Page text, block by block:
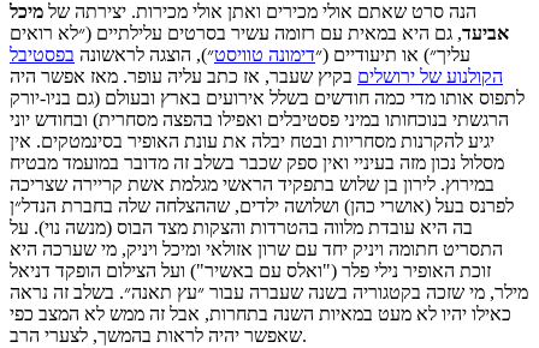
הנה סרט שאתם אולי מכירים ואתן אולי מכירות. יצירתה של מיכל
אביעד, גם היא במאית עם רזומה עשיר בסרטים עלילתיים (״לא רואים
עליך״) או תיעודיים (״דימונה טוויסט״), הוצגה לראשונה בפסטיבל
הקולנוע של ירושלים בקיץ שעבר, אז כתב עליה עופר. מאז אפשר היה
לתפוס אותו מדי כמה חודשים בשלל אירועים בארץ ובעולם (גם בניו-יורק
הרגשתי בנוכחותו במיני פסטיבלים ואפילו בהפצה מסחרית) ובחודש יוני
יגיע להקרנות מסחריות ובטח יבלה את עונת האופיר בסינמטקים. אין
מסלול נכון מזה בעיניי ואין ספק שכבר בשלב זה מדובר במועמד מבטיח
במירוץ. לירון בן שלוש בתפקיד הראשי מגלמת אשת קריירה שצריכה
לפרנס בעל (אושרי כהן) ושלושה ילדים, שההצלחה שלה בחברת הנדל״ן
בה היא עובדת מלווה בהטרדות והצקות מצד הבוס (מנשה נוי). על
התסריט חתומה ויניק יחד עם שרון אזולאי ומיכל ויניק, מי שערכה היא
זוכת האופיר נילי פלר ("ואלס עם באשיר") ועל הצילום הופקד דניאל
מילר, מי שזכה בקטגוריה בשנה שעברה עבור ״עץ תאנה״. בשלב זה נראה
כאילו יהיו לא מעט במאיות השנה בתחרות, אבל זה ממש לא המצב כפי
שאפשר יהיה לראות בהמשך, לצערי הרב.